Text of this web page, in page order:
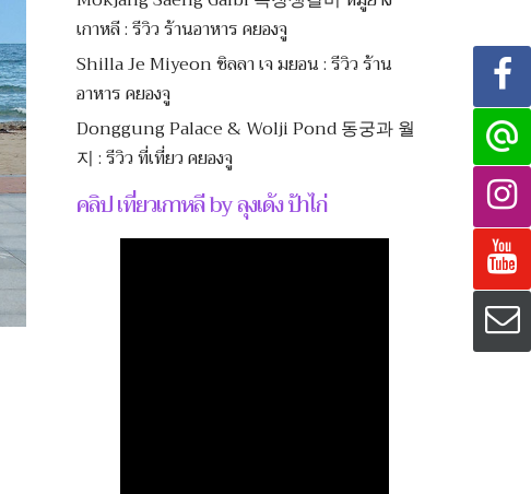
เกาหลี : รีวิว ร้านอาหาร คยองจู
Shilla Je Miyeon ชิลลา เจ มยอน : รีวิว ร้าน
อาหาร คยองจู
Donggung Palace & Wolji Pond 동궁과 월
지 : รีวิว ที่เที่ยว คยองจู
คลิป เที่ยวเกาหลี by ลุงเด้ง ป้าไก่